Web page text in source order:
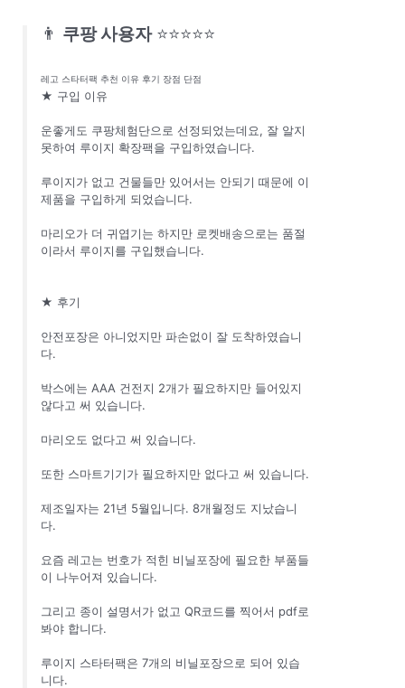
👨 쿠팡 사용자 ⭐⭐⭐⭐⭐
레고 스타터팩 추천 이유 후기 장점 단점
★ 구입 이유
운좋게도 쿠팡체험단으로 선정되었는데요, 잘 알지
못하여 루이지 확장팩을 구입하였습니다.
루이지가 없고 건물들만 있어서는 안되기 때문에 이
제품을 구입하게 되었습니다.
마리오가 더 귀엽기는 하지만 로켓배송으로는 품절
이라서 루이지를 구입했습니다.
★ 후기
안전포장은 아니었지만 파손없이 잘 도착하였습니
다.
박스에는 AAA 건전지 2개가 필요하지만 들어있지
않다고 써 있습니다.
마리오도 없다고 써 있습니다.
또한 스마트기기가 필요하지만 없다고 써 있습니다.
제조일자는 21년 5월입니다. 8개월정도 지났습니
다.
요즘 레고는 번호가 적힌 비닐포장에 필요한 부품들
이 나누어져 있습니다.
그리고 종이 설명서가 없고 QR코드를 찍어서 pdf로
봐야 합니다.
루이지 스타터팩은 7개의 비닐포장으로 되어 있습
니다.